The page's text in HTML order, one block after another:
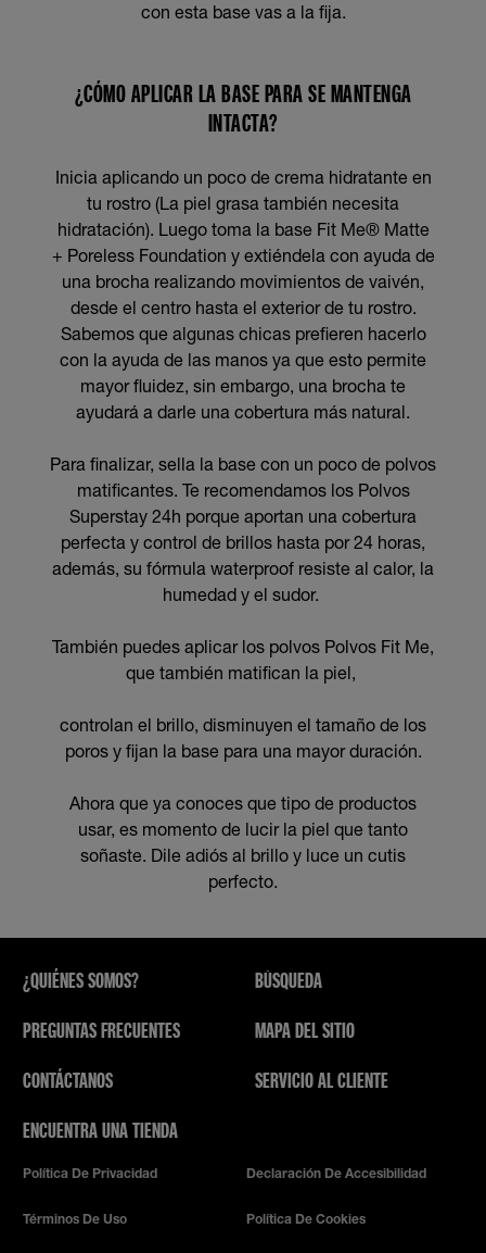
con esta base vas a la fija.
¿CÓMO APLICAR LA BASE PARA SE MANTENGA
INTACTA?
Inicia aplicando un poco de crema hidratante en
tu rostro (La piel grasa también necesita
hidratación). Luego toma la base Fit Me® Matte
+ Poreless Foundation y extiéndela con ayuda de
una brocha realizando movimientos de vaivén,
desde el centro hasta el exterior de tu rostro.
Sabemos que algunas chicas prefieren hacerlo
con la ayuda de las manos ya que esto permite
mayor fluidez, sin embargo, una brocha te
ayudará a darle una cobertura más natural.
Para finalizar, sella la base con un poco de polvos
matificantes. Te recomendamos los Polvos
Superstay 24h porque aportan una cobertura
perfecta y control de brillos hasta por 24 horas,
además, su fórmula waterproof resiste al calor, la
humedad y el sudor.
También puedes aplicar los polvos Polvos Fit Me,
que también matifican la piel,
controlan el brillo, disminuyen el tamaño de los
poros y fijan la base para una mayor duración.
Ahora que ya conoces que tipo de productos
usar, es momento de lucir la piel que tanto
soñaste. Dile adiós al brillo y luce un cutis
perfecto.
¿QUIÉNES SOMOS?
PREGUNTAS FRECUENTES
CONTÁCTANOS
ENCUENTRA UNA TIENDA
BÚSQUEDA
MAPA DEL SITIO
SERVICIO AL CLIENTE
Política De Privacidad Declaración De Accesibilidad
Términos De Uso Política De Cookies